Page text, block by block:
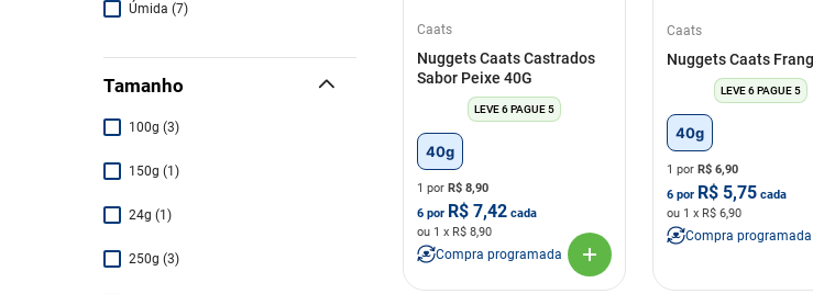
Úmida (7)
Tamanho
100g (3)
150g (1 )
24g (1 )
250g (3)
Caats
Nuggets Caats Castrados
Sabor Peixe 40G
LEVE 6 PAGUE 5
40g
1 porR$8,90
6 por R$7,42 cada
ou 1 x R$8,90
Compra programada
Caats
Nuggets Caats
LEVE 6 PAGUE 5
40g
1 porR$6,90
6 por R$ 5,75 cada
ou 1 x R$6,90
Compra programada